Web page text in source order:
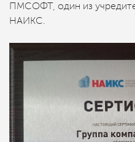
ПМСОФТ, один из
НАИКС.